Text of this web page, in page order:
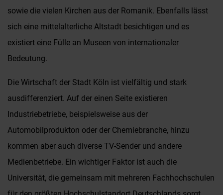
sowie die vielen Kirchen aus der Romanik. Ebenfalls lässt
sich eine mittelalterliche Altstadt besichtigen und es
existiert eine Fülle an Museen von internationaler
Bedeutung.
Die Wirtschaft der Stadt Köln ist vielfältig und stark
ausdifferenziert. Auf der einen Seite existieren
Industriebetriebe, beispielsweise aus der
Automobilprodukton oder der Chemiebranche, hinzu
kommen aber auch diverse TV-Sender und andere
Medienbetriebe. Ein wichtiger Faktor ist auch die
Universität, die gemeinsam mit mehreren Fachhochschulen